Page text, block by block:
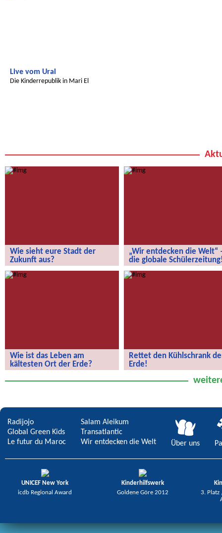
Live vom Ural
Die Kinderrepublik in Mari El
Wie sieht eure Stadt der
Zukunft aus?
„Wir entdecken die Welt“
die globale
globale Schülerzeitung!
Wie ist das Leben am
kältesten Ort der Erde?
der Erde?
Rettet den Kühlschrank
Erde!
Radijojo
Global Green Kids
Le futur du Maroc
Salam Aleikum
Transatlantic
Wir entdecken die Welt
Über uns
UNICEF New York
icdb Regional Award
Kinderhilfswerk
Goldene Göre 2012
3. Platz